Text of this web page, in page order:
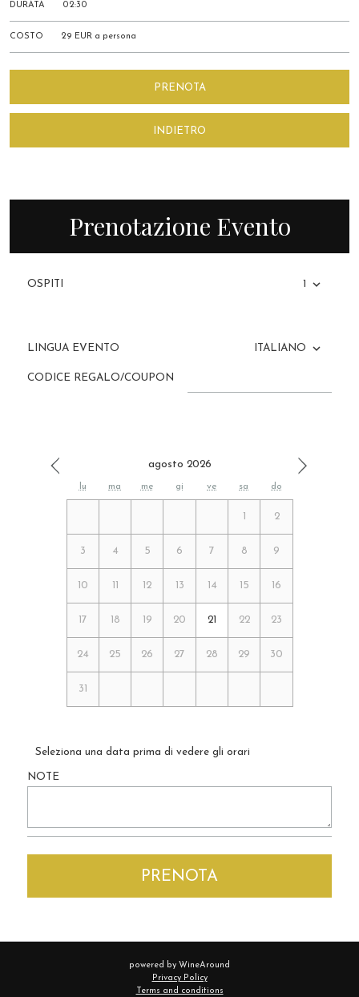
un’esperienza che coinvolge tutti i sensi.
DURATA 02:30
COSTO 29 EUR a persona
PRENOTA
INDIETRO
Prenotazione Evento
OSPITI
LINGUA EVENTO ITALIANO
CODICE REGALO/COUPON
agosto 2026
lu ma me gi ve sa do
2
3 4 5 6 7 8 9
10 12 13 14 15 16
17 18 19 20 21 22 23
24 25 26 27 28 29 30
31
Seleziona una data prima di vedere gli orari
NOTE
PRENOTA
powered by WineAround
Privacy Policy
Terms and conditions